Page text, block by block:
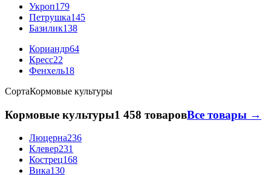
Укроп179
Петрушка145
Базилик138
Кориандр64
Кресс22
Фенхель18
СортаКормовые культуры
Кормовые культуры1 458 товаровВсе товары →
Люцерна236
Клевер231
Кострец168
Вика130